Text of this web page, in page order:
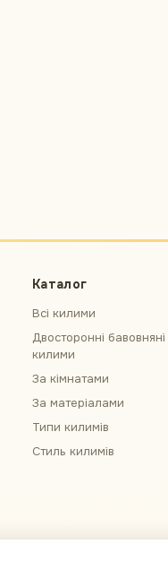
Каталог
Всі килими
Двосторонні бавовняні
килими
За кімнатами
За матеріалами
Типи килимів
Стиль килимів